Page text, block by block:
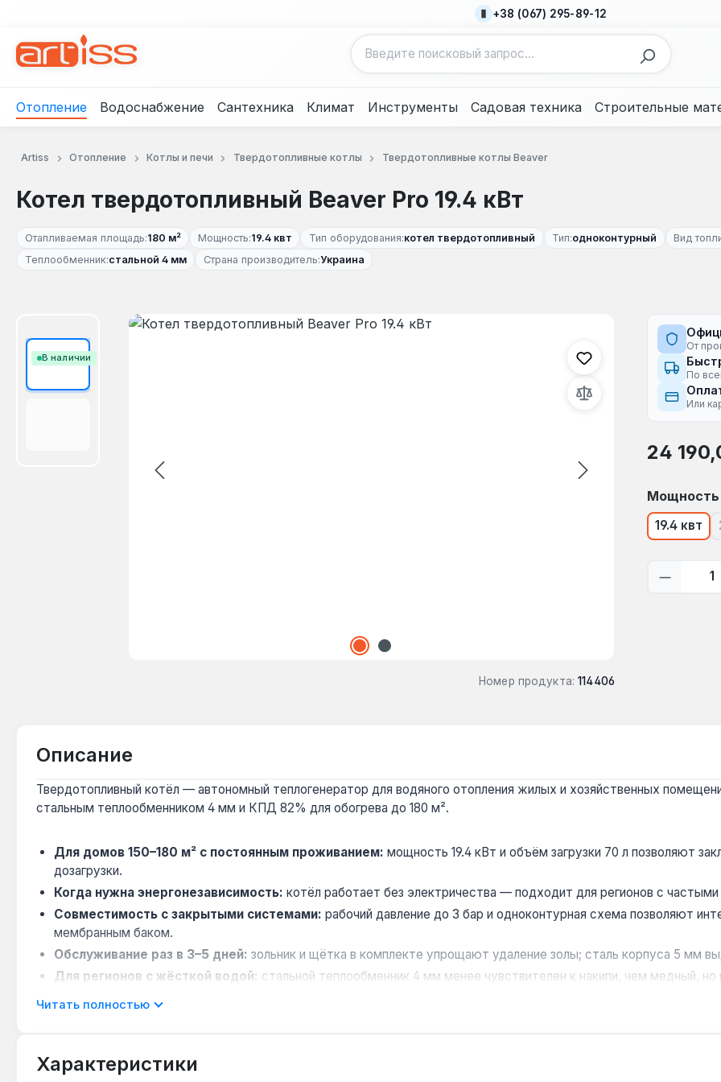
+38 (067) 295-89-12
Отопление Водоснабжение Сантехника Климат Инструменты Садовая техника Строительные
Artiss Отопление Котлы и печи Твердотопливные котлы Твердотопливные котлы Beaver
Котел твердотопливный Beaver Pro 19.4 кВт
Отапливаемая площадь:180 м² Мощность:19.4 квт Тип оборудования:котел твердотопливный Тип:одноконтурный Вид
Теплообменник:стальной 4 мм Страна производитель:Украина
В наличии
Пропустить галерею изображений
Номер продукта: 114406
От
По
Или
Обычная
24
Выберите
Мощность
19.4 квт
Описание
Твердотопливный котёл — автономный теплогенератор для водяного отопления жилых и хозяйственных
стальным теплообменником 4 мм и КПД 82% для обогрева до 180 м².
Для домов 150–180 м² с постоянным проживанием: мощность 19.4 кВт и объём загрузки 70 л позволяют
дозагрузки.
Когда нужна энергонезависимость: котёл работает без электричества — подходит для регионов с
Совместимость с закрытыми системами: рабочий давление до 3 бар и одноконтурная схема позволяют
мембранным баком.
Обслуживание раз в 3–5 дней: зольник и щётка в комплекте упрощают удаление золы; сталь корпуса 5 мм
Для регионов с жёсткой водой: стальной теплообменник 4 мм менее чувствителен к накипи, чем медный,
Читать полностью
Характеристики